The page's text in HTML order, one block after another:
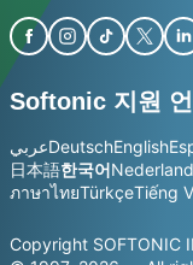
Softonic 지원
عربيDeutschEnglish
日本語한국어
ภาษาไทยTürkçeTiếng
Copyright SOFTONIC